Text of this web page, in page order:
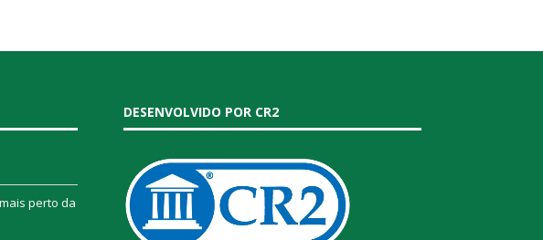
perto da
DESENVOLVIDO POR CR2